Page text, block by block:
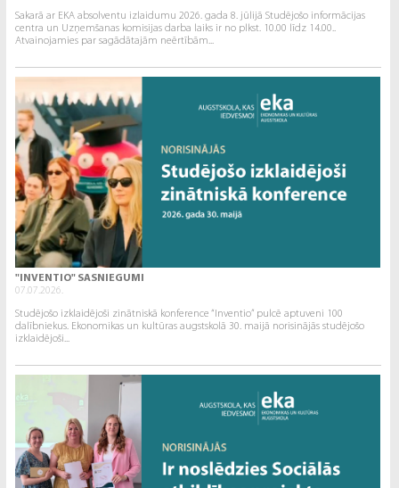
Sakarā ar EKA absolventu izlaidumu 2026. gada 8. jūlijā Studējošo informācijas
centra un Uzņemšanas komisijas darba laiks ir no plkst. 10.00 līdz 14.00..
Atvainojamies par sagādātajām neērtībām...
"INVENTIO" SASNIEGUMI
07.07.2026.
Studējošo izklaidējoši zinātniskā konference “Inventio” pulcē aptuveni 100
dalībniekus. Ekonomikas un kultūras augstskolā 30. maijā norisinājās studējošo
izklaidējoši...